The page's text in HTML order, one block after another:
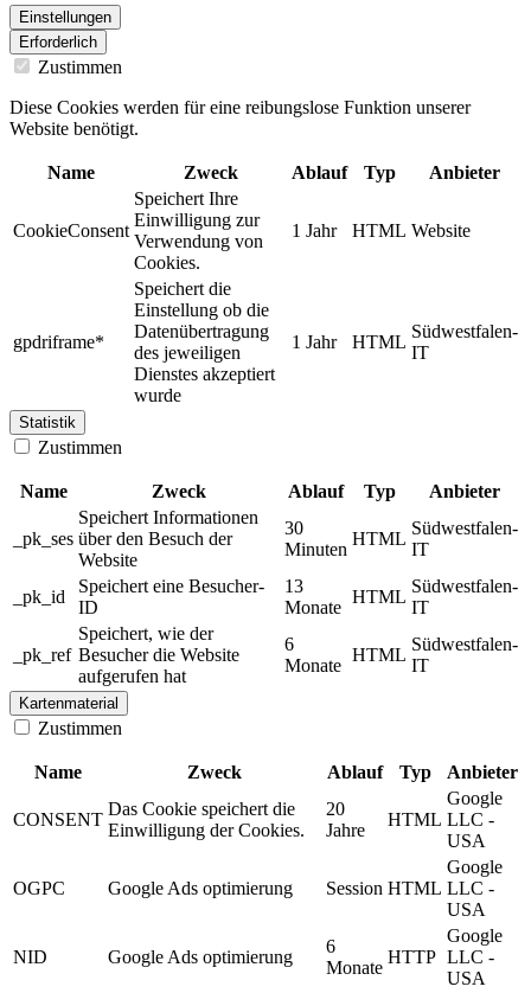
Einstellungen
Erforderlich
Zustimmen
Diese Cookies werden für eine reibungslose Funktion unserer
Website benötigt.
Name Zweck Ablauf Typ Anbieter
CookieConsent
Speichert Ihre
Einwilligung zur
Verwendung von
Cookies.
1 Jahr HTML Website
gpdriframe*
Speichert die
Einstellung ob die
Datenübertragung
des jeweiligen
Dienstes akzeptiert
wurde
1 Jahr HTML
Südwestfalen-
IT
Statistik
Zustimmen
Name Zweck Ablauf Typ Anbieter
_pk_ses
Speichert Informationen
über den Besuch der
Website
30
Minuten
HTML
Südwestfalen-
IT
_pk_id
Speichert eine Besucher-
ID
13
Monate
HTML
Südwestfalen-
IT
_pk_ref
Speichert, wie der
Besucher die Website
aufgerufen hat
6
Monate
HTML
Südwestfalen-
IT
Kartenmaterial
Zustimmen
Name Zweck Ablauf Typ Anbieter
CONSENT
Das Cookie speichert die
Einwilligung der Cookies.
20
Jahre
HTML
Google
LLC -
USA
OGPC Google Ads optimierung Session HTML
Google
LLC -
USA
NID Google Ads optimierung
6
Monate
HTTP
Google
LLC -
USA